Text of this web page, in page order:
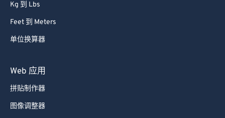
Kg 到 Lbs
Feet 到 Meters
单位换算器
Web 应用
拼贴制作器
图像调整器